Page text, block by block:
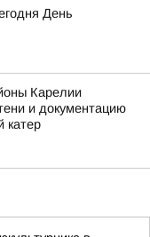
День
Карелии
и документацию
катер